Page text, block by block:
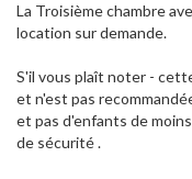
La Troisième chambre
location sur demande.
S'il vous plaît noter -
et n'est pas
et pas d'enfants de
de sécurité .